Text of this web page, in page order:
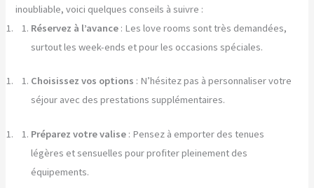
inoubliable, voici quelques conseils à suivre :
Réservez à l’avance : Les love rooms sont très demandées,
surtout les week-ends et pour les occasions spéciales.
Choisissez vos options : N’hésitez pas à personnaliser votre
séjour avec des prestations supplémentaires.
Préparez votre valise : Pensez à emporter des tenues
légères et sensuelles pour profiter pleinement des
équipements.